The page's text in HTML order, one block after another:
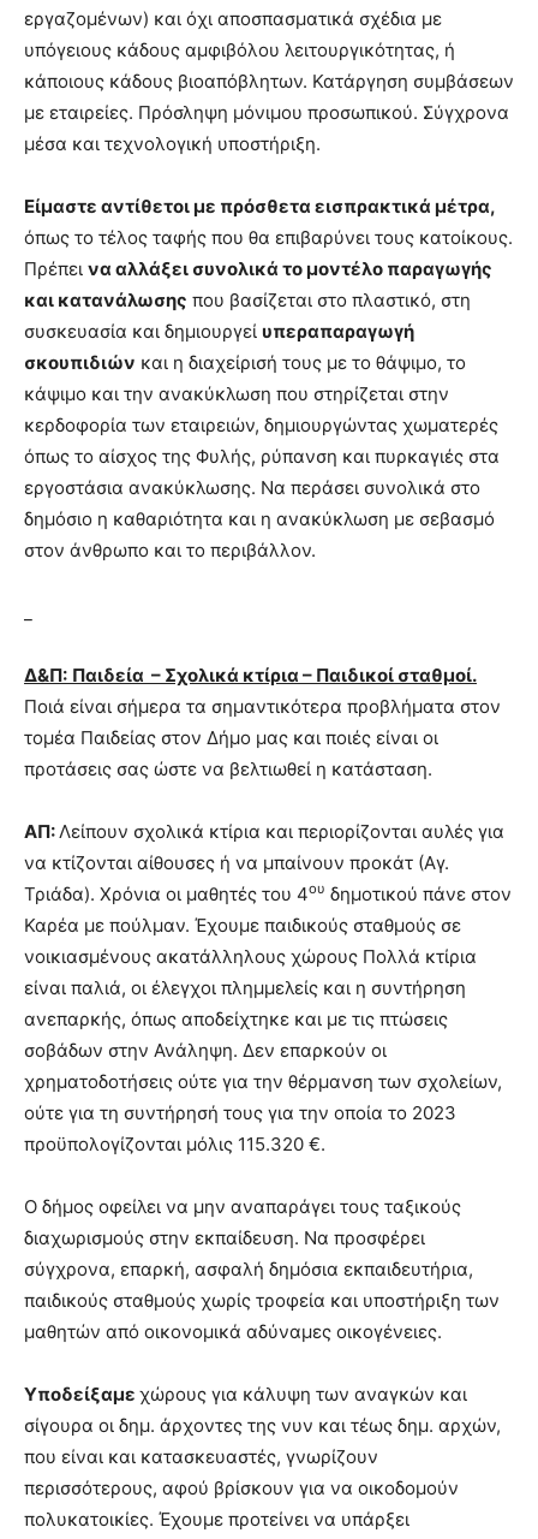
εργαζομένων) και όχι αποσπασματικά σχέδια με
υπόγειους κάδους αμφιβόλου λειτουργικότητας, ή
κάποιους κάδους βιοαπόβλητων. Κατάργηση συμβάσεων
με εταιρείες. Πρόσληψη μόνιμου προσωπικού. Σύγχρονα
μέσα και τεχνολογική υποστήριξη.
Είμαστε αντίθετοι με πρόσθετα εισπρακτικά μέτρα,
όπως το τέλος ταφής που θα επιβαρύνει τους κατοίκους.
Πρέπει να αλλάξει συνολικά το μοντέλο παραγωγής
και κατανάλωσης που βασίζεται στο πλαστικό, στη
συσκευασία και δημιουργεί υπεραπαραγωγή
σκουπιδιών και η διαχείρισή τους με το θάψιμο, το
κάψιμο και την ανακύκλωση που στηρίζεται στην
κερδοφορία των εταιρειών, δημιουργώντας χωματερές
όπως το αίσχος της Φυλής, ρύπανση και πυρκαγιές στα
εργοστάσια ανακύκλωσης. Να περάσει συνολικά στο
δημόσιο η καθαριότητα και η ανακύκλωση με σεβασμό
στον άνθρωπο και το περιβάλλον.
Δ&Π: Παιδεία – Σχολικά κτίρια – Παιδικοί σταθμοί.
Ποιά είναι σήμερα τα σημαντικότερα προβλήματα στον
τομέα Παιδείας στον Δήμο μας και ποιές είναι οι
προτάσεις σας ώστε να βελτιωθεί η κατάσταση.
ΑΠ: Λείπουν σχολικά κτίρια και περιορίζονται αυλές για
να κτίζονται αίθουσες ή να μπαίνουν προκάτ (Αγ.
Τριάδα). Χρόνια οι μαθητές του 4ου δημοτικού πάνε στον
Καρέα με πούλμαν. Έχουμε παιδικούς σταθμούς σε
νοικιασμένους ακατάλληλους χώρους Πολλά κτίρια
είναι παλιά, οι έλεγχοι πλημμελείς και η συντήρηση
ανεπαρκής, όπως αποδείχτηκε και με τις πτώσεις
σοβάδων στην Ανάληψη. Δεν επαρκούν οι
χρηματοδοτήσεις ούτε για την θέρμανση των σχολείων,
ούτε για τη συντήρησή τους για την οποία το 2023
προϋπολογίζονται μόλις 115.320 €.
Ο δήμος οφείλει να μην αναπαράγει τους ταξικούς
διαχωρισμούς στην εκπαίδευση. Να προσφέρει
σύγχρονα, επαρκή, ασφαλή δημόσια εκπαιδευτήρια,
παιδικούς σταθμούς χωρίς τροφεία και υποστήριξη των
μαθητών από οικονομικά αδύναμες οικογένειες.
Υποδείξαμε χώρους για κάλυψη των αναγκών και
σίγουρα οι δημ. άρχοντες της νυν και τέως δημ. αρχών,
που είναι και κατασκευαστές, γνωρίζουν
περισσότερους, αφού βρίσκουν για να οικοδομούν
πολυκατοικίες. Έχουμε προτείνει να υπάρξει